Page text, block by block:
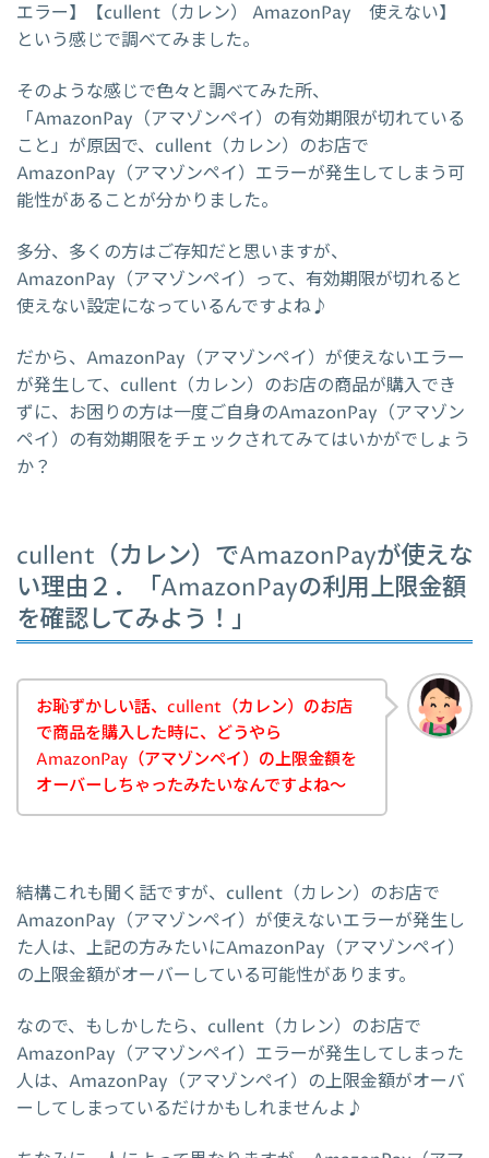
エラー】【cullent（カレン） AmazonPay 使えない】
という感じで調べてみました。
そのような感じで色々と調べてみた所、
「AmazonPay（アマゾンペイ）の有効期限が切れている
こと」が原因で、cullent（カレン）のお店で
AmazonPay（アマゾンペイ）エラーが発生してしまう可
能性があることが分かりました。
多分、多くの方はご存知だと思いますが、
AmazonPay（アマゾンペイ）って、有効期限が切れると
使えない設定になっているんですよね♪
だから、AmazonPay（アマゾンペイ）が使えないエラー
が発生して、cullent（カレン）のお店の商品が購入でき
ずに、お困りの方は一度ご自身のAmazonPay（アマゾン
ペイ）の有効期限をチェックされてみてはいかがでしょう
か？
cullent（カレン）でAmazonPayが使えな
い理由２．「AmazonPayの利用上限金額
を確認してみよう！」
お恥ずかしい話、cullent（カレン）のお店
で商品を購入した時に、どうやら
AmazonPay（アマゾンペイ）の上限金額を
オーバーしちゃったみたいなんですよね～
結構これも聞く話ですが、cullent（カレン）のお店で
AmazonPay（アマゾンペイ）が使えないエラーが発生し
た人は、上記の方みたいにAmazonPay（アマゾンペイ）
の上限金額がオーバーしている可能性があります。
なので、もしかしたら、cullent（カレン）のお店で
AmazonPay（アマゾンペイ）エラーが発生してしまった
人は、AmazonPay（アマゾンペイ）の上限金額がオーバ
ーしてしまっているだけかもしれませんよ♪